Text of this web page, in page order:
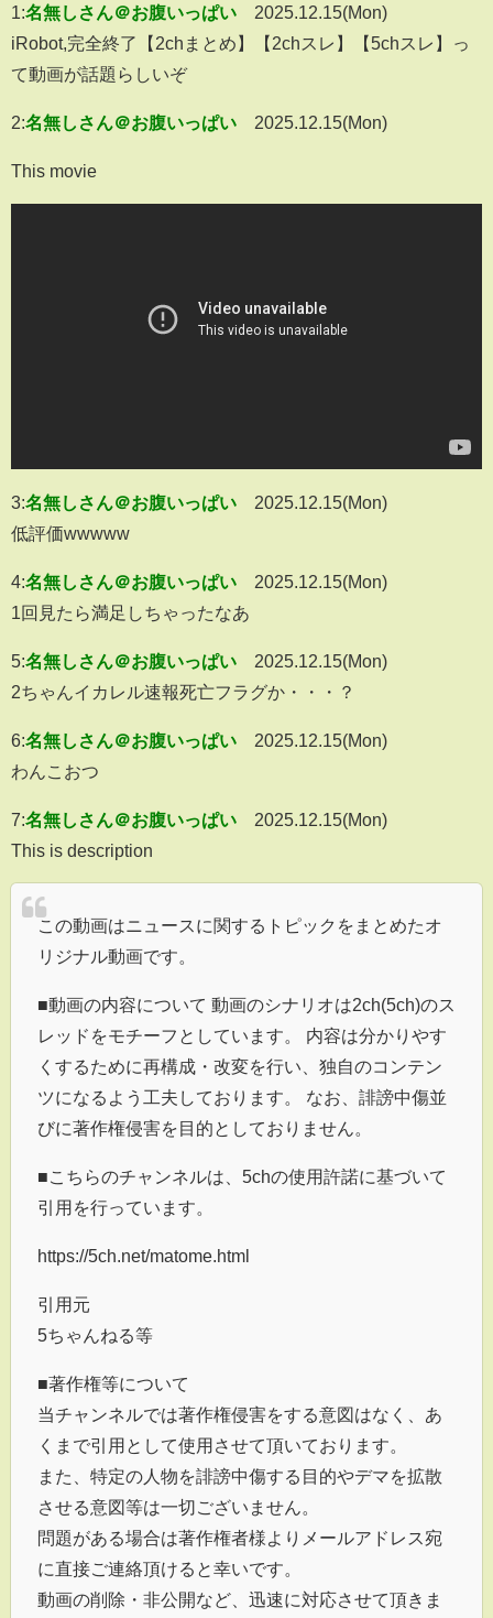
1:名無しさん＠お腹いっぱい
2025.12.15(Mon)
iRobot,完全終了【2chまとめ】【2chスレ】【5chスレ】っ
て動画が話題らしいぞ
2:名無しさん＠お腹いっぱい 2025.12.15(Mon)
This movie
3:名無しさん＠お腹いっぱい
2025.12.15(Mon)
低評価wwwww
4:名無しさん＠お腹いっぱい
2025.12.15(Mon)
1回見たら満足しちゃったなあ
5:名無しさん＠お腹いっぱい
2025.12.15(Mon)
2ちゃんイカレル速報死亡フラグか・・・？
6:名無しさん＠お腹いっぱい
2025.12.15(Mon)
わんこおつ
7:名無しさん＠お腹いっぱい
2025.12.15(Mon)
This is description
この動画はニュースに関するトピックをまとめたオ
リジナル動画です。
■動画の内容について 動画のシナリオは2ch(5ch)のス
レッドをモチーフとしています。 内容は分かりやす
くするために再構成・改変を行い、独自のコンテン
ツになるよう工夫しております。 なお、誹謗中傷並
びに著作権侵害を目的としておりません。
■こちらのチャンネルは、5chの使用許諾に基づいて
引用を行っています。
https://5ch.net/matome.html
引用元
5ちゃんねる等
■著作権等について
当チャンネルでは著作権侵害をする意図はなく、あ
くまで引用として使用させて頂いております。
また、特定の人物を誹謗中傷する目的やデマを拡散
させる意図等は一切ございません。
問題がある場合は著作権者様よりメールアドレス宛
に直接ご連絡頂けると幸いです。
動画の削除・非公開など、迅速に対応させて頂きま